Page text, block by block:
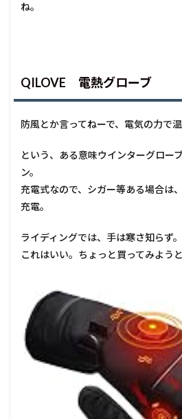
ね。
QILOVE 電熱グローブ
防風とか言ってねーで、電気の力で温
という、ある意味ウインターグロー
ン。
充電式なので、シガー等ある場合は
充電。
ライディングでは、手は寒さ知らず。
これはいい。ちょっと買ってみようと